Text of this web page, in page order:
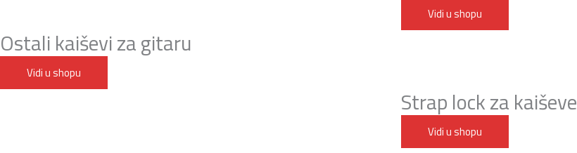
Vidi u shopu
Ostali kaiševi za gitaru
Vidi u shopu
Strap lock za kaiševe
Vidi u shopu